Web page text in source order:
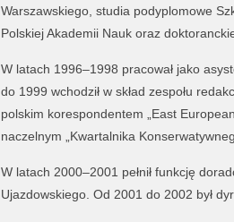
Warszawskiego, studia podyplomowe
Polskiej Akademii Nauk oraz
W latach 1996–1998 pracował jako
do 1999 wchodził w skład zespołu
polskim korespondentem „East
naczelnym „Kwartalnika
W latach 2000–2001 pełnił funkcję
Ujazdowskiego. Od 2001 do 2002 był